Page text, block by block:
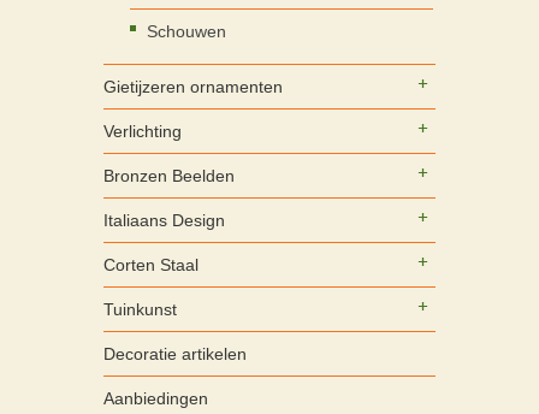
Schouwen
Gietijzeren ornamenten
Verlichting
Bronzen Beelden
Italiaans Design
Corten Staal
Tuinkunst
Decoratie artikelen
Aanbiedingen